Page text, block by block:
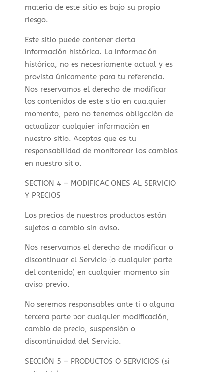
materia de este sitio es bajo su propio
riesgo.
Este sitio puede contener cierta
información histórica. La información
histórica, no es necesriamente actual y es
provista únicamente para tu referencia.
Nos reservamos el derecho de modificar
los contenidos de este sitio en cualquier
momento, pero no tenemos obligación de
actualizar cualquier información en
nuestro sitio. Aceptas que es tu
responsabilidad de monitorear los cambios
en nuestro sitio.
SECTION 4 – MODIFICACIONES AL SERVICIO
Y PRECIOS
Los precios de nuestros productos están
sujetos a cambio sin aviso.
Nos reservamos el derecho de modificar o
discontinuar el Servicio (o cualquier parte
del contenido) en cualquier momento sin
aviso previo.
No seremos responsables ante ti o alguna
tercera parte por cualquier modificación,
cambio de precio, suspensión o
discontinuidad del Servicio.
SECCIÓN 5 – PRODUCTOS O SERVICIOS (si